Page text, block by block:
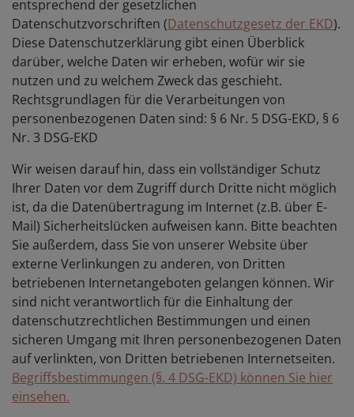
entsprechend der gesetzlichen
Datenschutzvorschriften (Datenschutzgesetz der EKD).
Diese Datenschutzerklärung gibt einen Überblick
darüber, welche Daten wir erheben, wofür wir sie
nutzen und zu welchem Zweck das geschieht.
Rechtsgrundlagen für die Verarbeitungen von
personenbezogenen Daten sind: § 6 Nr. 5 DSG-EKD, § 6
Nr. 3 DSG-EKD
Wir weisen darauf hin, dass ein vollständiger Schutz
Ihrer Daten vor dem Zugriff durch Dritte nicht möglich
ist, da die Datenübertragung im Internet (z.B. über E-
Mail) Sicherheitslücken aufweisen kann. Bitte beachten
Sie außerdem, dass Sie von unserer Website über
externe Verlinkungen zu anderen, von Dritten
betriebenen Internetangeboten gelangen können. Wir
sind nicht verantwortlich für die Einhaltung der
datenschutzrechtlichen Bestimmungen und einen
sicheren Umgang mit Ihren personenbezogenen Daten
auf verlinkten, von Dritten betriebenen Internetseiten.
Begriffsbestimmungen (§. 4 DSG-EKD) können Sie hier
einsehen.